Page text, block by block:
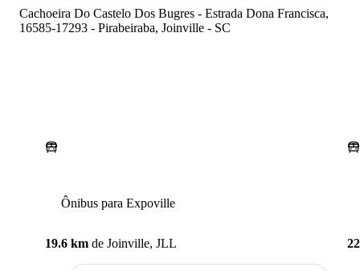
Cachoeira Do Castelo Dos Bugres - Estrada Dona Francisca,
16585-17293 - Pirabeiraba, Joinville - SC
Ônibus para Expoville
19.6 km de Joinville, JLL